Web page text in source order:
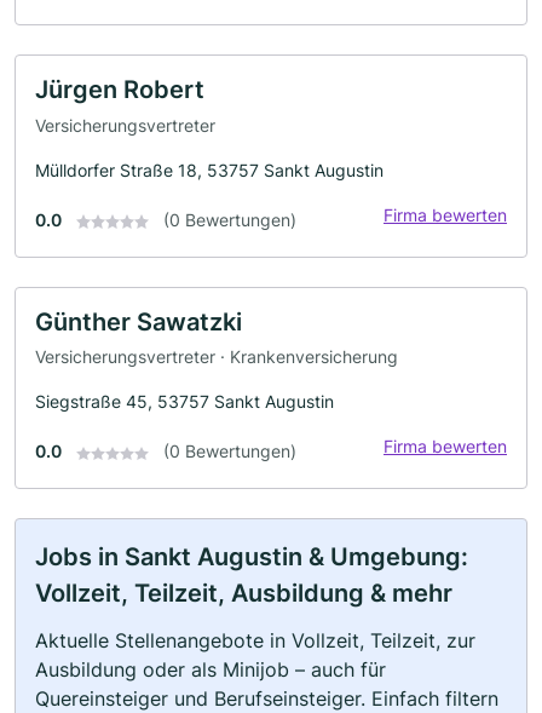
Jürgen Robert
Versicherungsvertreter
Mülldorfer Straße 18, 53757 Sankt Augustin
0.0 (0 Bewertungen) Firma bewerten
Günther Sawatzki
Versicherungsvertreter · Krankenversicherung
Siegstraße 45, 53757 Sankt Augustin
0.0 (0 Bewertungen) Firma bewerten
Jobs in Sankt Augustin & Umgebung:
Vollzeit, Teilzeit, Ausbildung & mehr
Aktuelle Stellenangebote in Vollzeit, Teilzeit, zur
Ausbildung oder als Minijob – auch für
Quereinsteiger und Berufseinsteiger. Einfach filtern